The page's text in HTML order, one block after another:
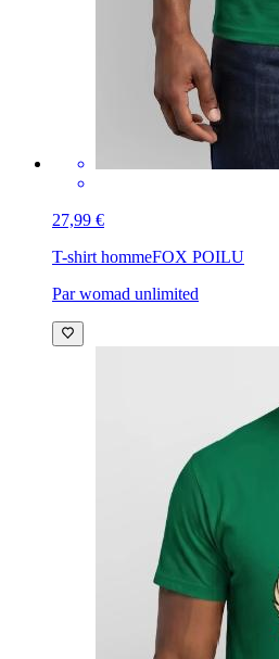
27,99 €
T-shirt hommeFOX POILU
Par womad unlimited